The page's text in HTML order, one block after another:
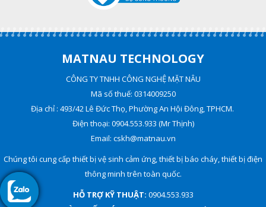
MATNAU TECHNOLOGY
CÔNG TY TNHH CÔNG NGHỆ MẶT NÂU
Mã số thuế: 0314009250
Địa chỉ : 493/42 Lê Đức Thọ, Phường An Hội Đông, TPHCM.
Điện thoại: 0904.553.933 (Mr Thịnh)
Email: cskh@matnau.vn
Chúng tôi cung cấp thiết bị vệ sinh cảm ứng, thiết bị báo cháy, thiết bị điện
thông minh trên toàn quốc.
HỖ TRỢ KỸ THUẬT: 0904.553.933